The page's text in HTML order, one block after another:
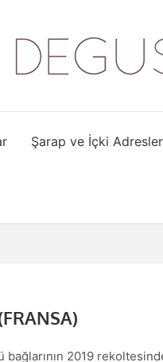
Şarap ve İçki
2019